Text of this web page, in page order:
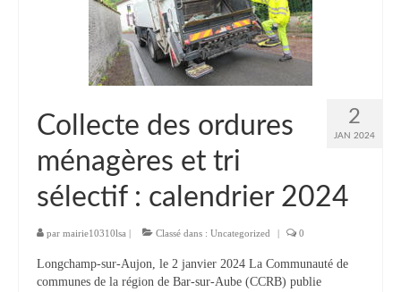
2
JAN 2024
Collecte des ordures
ménagères et tri
sélectif : calendrier 2024
par mairie10310lsa Classé dans : Uncategorized 0
Longchamp-sur-Aujon, le 2 janvier 2024 La Communauté de
communes de la région de Bar-sur-Aube (CCRB) publie